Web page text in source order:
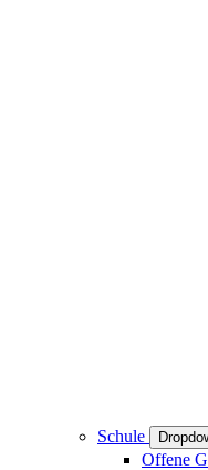
Schule
Offene